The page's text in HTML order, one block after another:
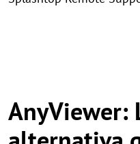
AnyViewer: